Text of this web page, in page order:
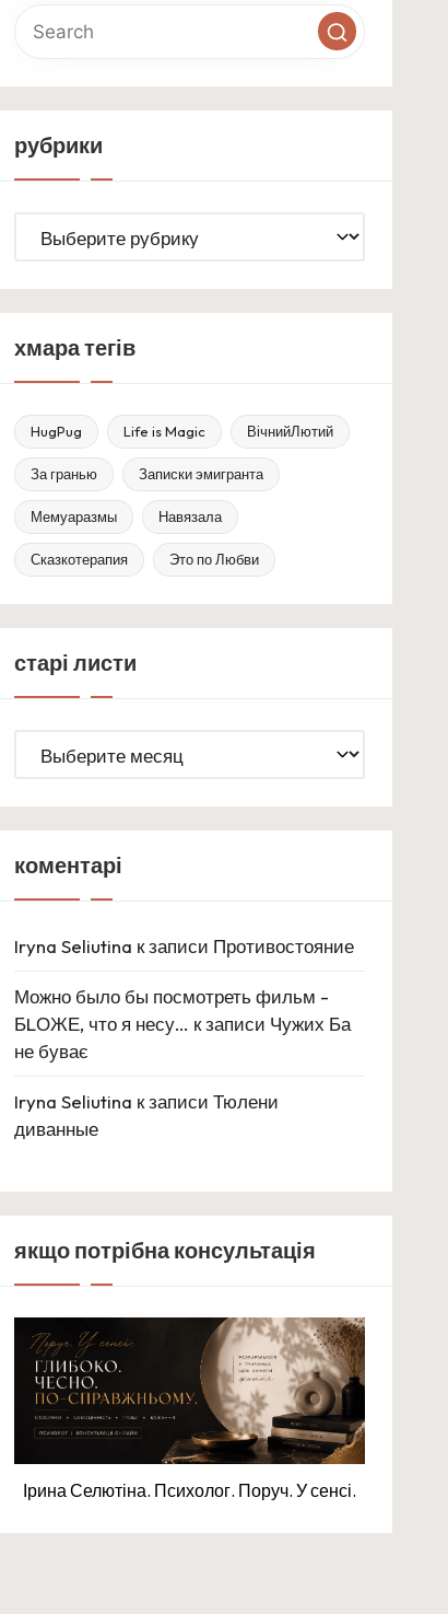
рубрики
рубрики
хмара тегів
HugPug Life is Magic ВічнийЛютий
За гранью Записки эмигранта
Мемуаразмы Навязала
Сказкотерапия Это по Любви
старі листи
старі
коментарі
Iryna Seliutina к записи Противостояние
Можно было бы посмотреть фильм -
БLОЖЕ, что я несу… к записи Чужих Ба
не буває
Iryna Seliutina к записи Тюлени
диванные
якщо потрібна консультація
Ірина Селютіна. Психолог. Поруч. У сенсі.